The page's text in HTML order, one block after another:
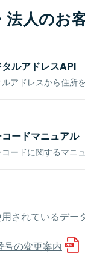
法人のお
ルアドレスAPI
アドレスから住所
ードマニュアル
ードに関するマニ
されているデー
号の変更案内